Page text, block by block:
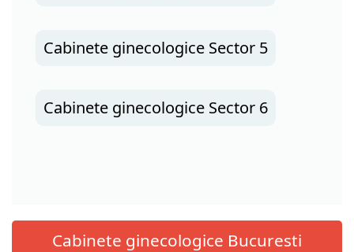
Cabinete ginecologice Sector 5
Cabinete ginecologice Sector 6
Cabinete ginecologice Bucuresti